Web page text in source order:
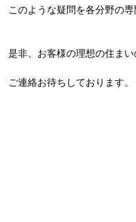
このような疑問を各分野の
是非、お客様の理想の住ま
ご連絡お待ちしております。